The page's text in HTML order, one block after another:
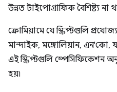
উন্নত টাইপোগ্রাফিক বৈশিষ্ট্য না
ক্রোমিয়ামে যে স্ক্রিপ্টগুলি
মান্দাইক, মঙ্গোলিয়ান, এন'কো,
এই স্ক্রিপ্টগুলি স্পেসিফিকেশন
হয়৷